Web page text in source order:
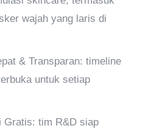
wajah yang laris di
& Transparan: timeline
untuk setiap
Gratis: tim R&D siap